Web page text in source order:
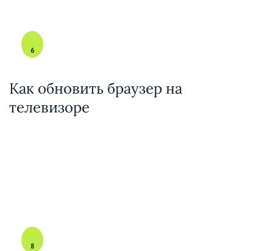
6
Как обновить браузер на
телевизоре
8